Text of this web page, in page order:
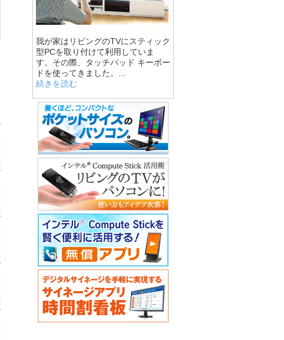
我が家はリビングのTVにスティック
型PCを取り付けて利用していま
す。その際、タッチパッド キーボー
ドを使ってきました。...
続きを読む